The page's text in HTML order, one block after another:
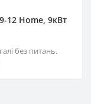
12 Home, 9кВт
без питань.